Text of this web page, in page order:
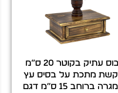
גלובוס עתיק בקוטר 20 ס”מ
מתכת על בסיס עץ
עם מגרה ברוחב 15 ס”מ דגם